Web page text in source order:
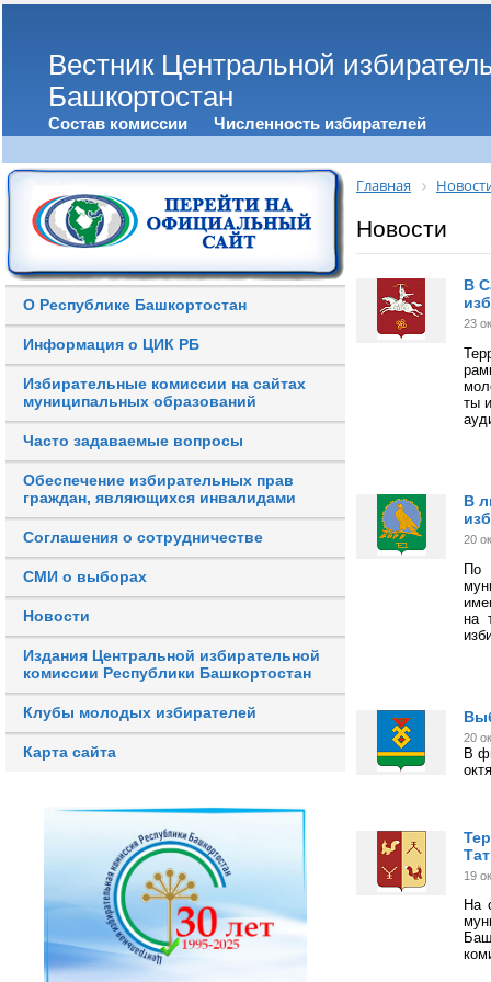
Вестник Центральной
Башкортостан
Состав комиссии Численность избирателей
О Республике Башкортостан
Информация о ЦИК РБ
Избирательные комиссии на сайтах
муниципальных образований
Часто задаваемые вопросы
Обеспечение избирательных прав
граждан, являющихся инвалидами
Соглашения о сотрудничестве
СМИ о выборах
Новости
Издания Центральной избирательной
комиссии Республики Башкортостан
Клубы молодых избирателей
Карта сайта
Главная
Новости
В
23
ты
В
20
По
на
20
В
19
На